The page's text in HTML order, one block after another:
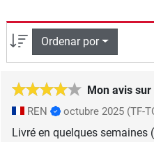
Ordenar por
Mon avis
REN octubre 2025 (TF-
Livré en quelques